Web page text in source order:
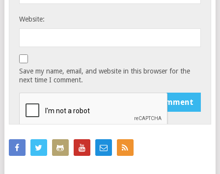
Website:
Save my name, email, and website in this browser for the
next time I comment.